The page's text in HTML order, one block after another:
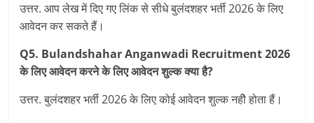
उत्तर. आप लेख में दिए गए लिंक से सीधे बुलंदशहर भर्ती 2026 के लिए
आवेदन कर सकते हैं।
Q5. Bulandshahar Anganwadi Recruitment 2026
के लिए आवेदन करने के लिए आवेदन शुल्क क्या है?
उत्तर. बुलंदशहर भर्ती 2026 के लिए कोई आवेदन शुल्‍क नहीे होता हैं।